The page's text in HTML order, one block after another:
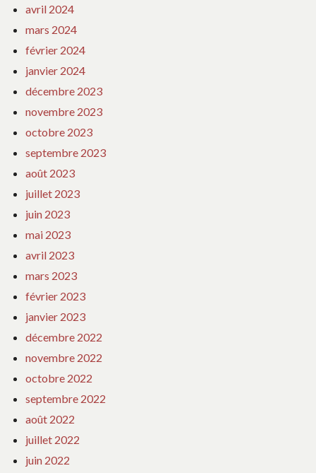
avril 2024
mars 2024
février 2024
janvier 2024
décembre 2023
novembre 2023
octobre 2023
septembre 2023
août 2023
juillet 2023
juin 2023
mai 2023
avril 2023
mars 2023
février 2023
janvier 2023
décembre 2022
novembre 2022
octobre 2022
septembre 2022
août 2022
juillet 2022
juin 2022